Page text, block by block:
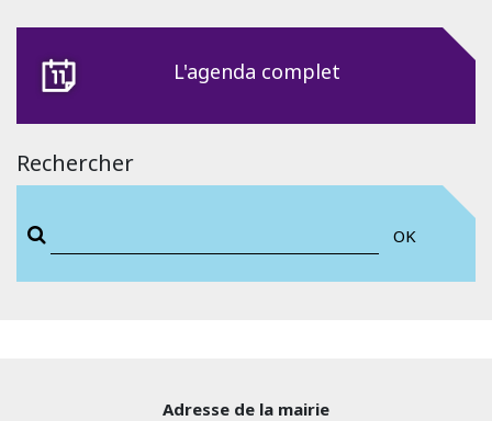
L'agenda complet
Rechercher
OK
Adresse de la mairie